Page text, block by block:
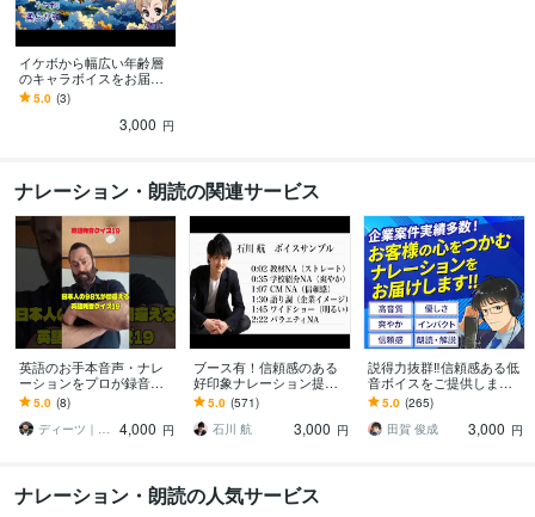
イケボから幅広い年齢層
のキャラボイスをお届け
します イケボの各種キャ
ラクターボイスをあなた
5.0 (3)
3,000 円
ナレーション・朗読の関連サービス
英語のお手本音声・ナレ
ーションをプロが録音し
ます 【全国優勝9回コー
チ】声優歴20年のネイテ
ィブ
5.0 (8)
ディーツ｜全国優勝9回英語スピーチコーチ
4,000 円
ブース有！信頼感のある
好印象ナレーション提供
します ココナラ総実績70
0件以上！スピーディ、丁
寧に対応致します。
5.0 (571)
石川 航
3,000 円
説得力抜群‼信頼感ある低
音ボイスをご提供します
【実績400件超】企業VP
等に最適な落ち着いたナ
レーション
5.0 (265)
田賀 俊成
3,000 円
ナレーション・朗読の人気サービス